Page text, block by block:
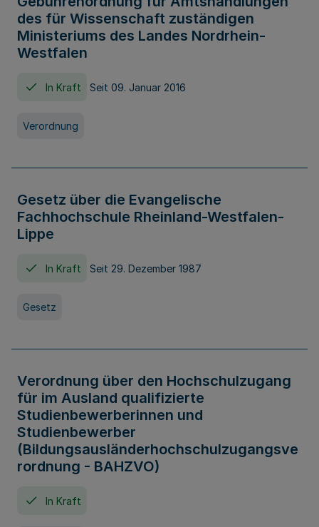
des für Wissenschaft zuständigen
Ministeriums des Landes Nordrhein-
Westfalen
In Kraft Seit 09. Januar 2016
Verordnung
Gesetz über die Evangelische
Fachhochschule Rheinland-Westfalen-
Lippe
In Kraft Seit 29. Dezember 1987
Gesetz
Verordnung über den Hochschulzugang
für im Ausland qualifizierte
Studienbewerberinnen und
Studienbewerber
(Bildungsausländerhochschulzugangsve
rordnung - BAHZVO)
In Kraft